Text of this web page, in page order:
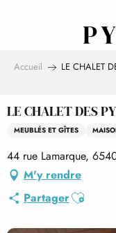
Accueil LE CHALET
LE CHALET DES
MEUBLÉS ET GÎTES
44 rue Lamarque,
M'y rendre
PartagerAjouter